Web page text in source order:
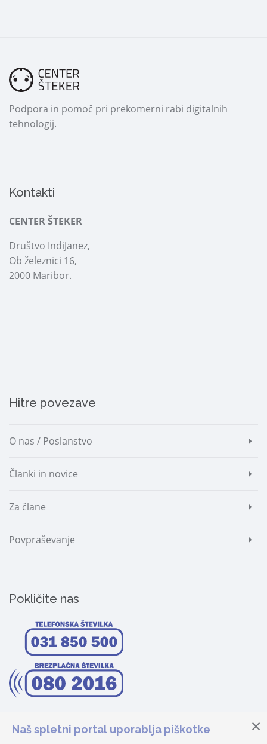
Podpora in pomoč pri prekomerni rabi digitalnih
tehnologij.
Kontakti
CENTER ŠTEKER
Društvo IndiJanez,
Ob železnici 16,
2000 Maribor.
Hitre povezave
O nas / Poslanstvo
Članki in novice
Za člane
Povpraševanje
Pokličite nas
Naš spletni portal uporablja piškotke